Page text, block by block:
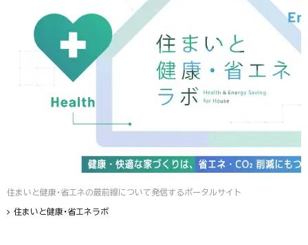
住まいと健康・省エネの最前線について発信するポータルサイト
住まいと健康・省エネラボ